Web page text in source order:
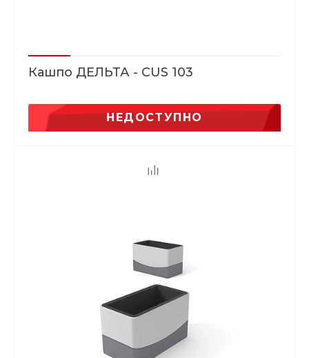
Кашпо ДЕЛЬТА - CUS 103
НЕДОСТУПНО